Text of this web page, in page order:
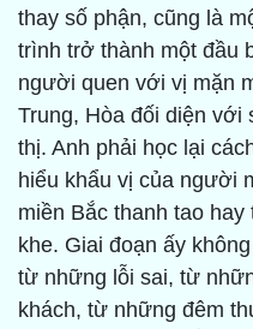
thay số phận, cũng là
trình trở thành một đầu
người quen với vị mặn
Trung, Hòa đối diện
thị. Anh phải học lại
hiểu khẩu vị của người
miền Bắc thanh tao
khe. Giai đoạn ấy
từ những lỗi sai, từ
khách, từ những đêm